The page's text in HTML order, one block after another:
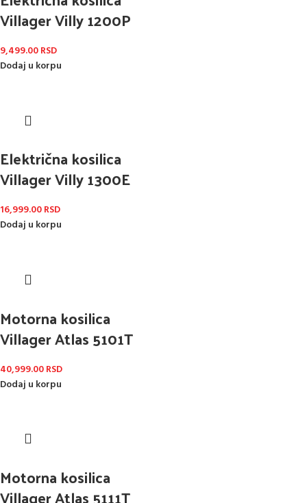
Villager Villy 1200P
9,499.00RSD
Dodaj u korpu
Električna kosilica
Villager Villy 1300E
16,999.00RSD
Dodaj u korpu
Motorna kosilica
Villager Atlas 5101T
40,999.00RSD
Dodaj u korpu
Motorna kosilica
Villager Atlas 5111T